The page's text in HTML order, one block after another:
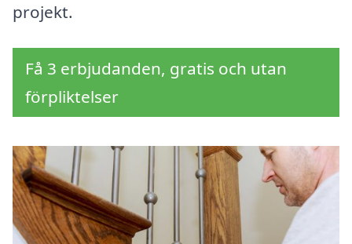
projekt.
Få 3 erbjudanden, gratis och utan
förpliktelser